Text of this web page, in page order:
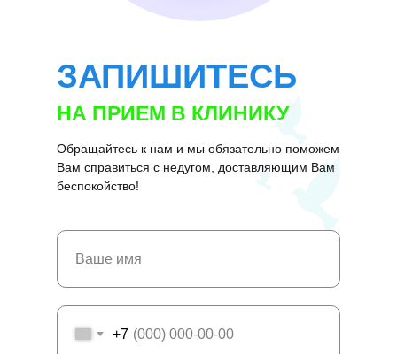
+7
ЗАПИШИТЕСЬ
НА ПРИЕМ В КЛИНИКУ
Обращайтесь к нам и мы обязательно поможем
Вам справиться с недугом, доставляющим Вам
беспокойство!